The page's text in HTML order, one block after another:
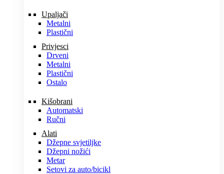
Upaljači
Metalni
Plastični
Privjesci
Drveni
Metalni
Plastični
Ostalo
Kišobrani
Automatski
Ručni
Alati
Džepne svjetiljke
Džepni nožići
Metar
Setovi za auto/bicikl